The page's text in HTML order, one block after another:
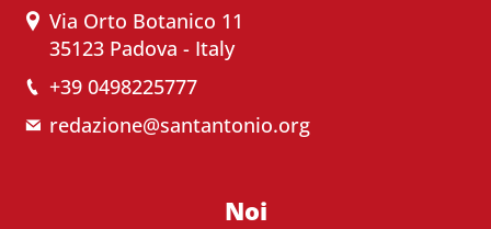
Via Orto Botanico 11
35123 Padova - Italy
+39 0498225777
redazione@santantonio.org
Noi